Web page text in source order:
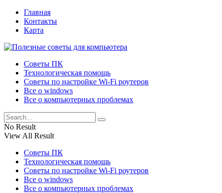
Главная
Контакты
Карта
Советы ПК
Технологическая помощь
Советы по настройке Wi-Fi роутеров
Все о windows
Все о компьютерных проблемах
No Result
View All Result
Советы ПК
Технологическая помощь
Советы по настройке Wi-Fi роутеров
Все о windows
Все о компьютерных проблемах